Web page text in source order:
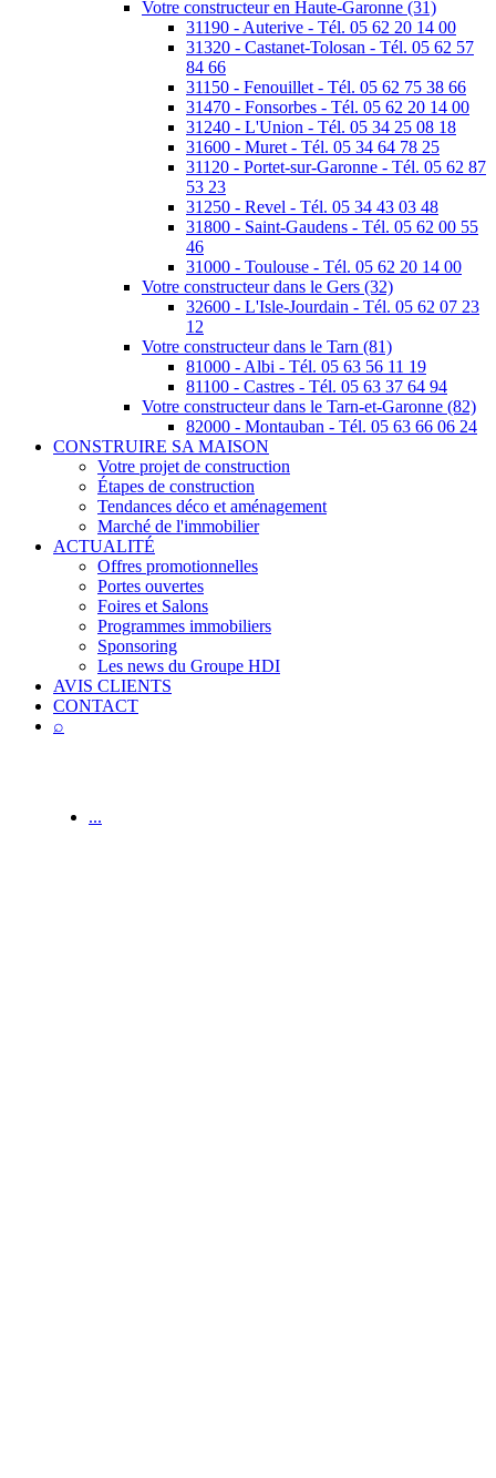
Votre constructeur en Haute-Garonne (31)
31190 - Auterive - Tél. 05 62 20 14 00
31320 - Castanet-Tolosan - Tél. 05 62 57
84 66
31150 - Fenouillet - Tél. 05 62 75 38 66
31470 - Fonsorbes - Tél. 05 62 20 14 00
31240 - L'Union - Tél. 05 34 25 08 18
31600 - Muret - Tél. 05 34 64 78 25
31120 - Portet-sur-Garonne - Tél. 05 62 87
53 23
31250 - Revel - Tél. 05 34 43 03 48
31800 - Saint-Gaudens - Tél. 05 62 00 55
46
31000 - Toulouse - Tél. 05 62 20 14 00
Votre constructeur dans le Gers (32)
32600 - L'Isle-Jourdain - Tél. 05 62 07 23
12
Votre constructeur dans le Tarn (81)
81000 - Albi - Tél. 05 63 56 11 19
81100 - Castres - Tél. 05 63 37 64 94
Votre constructeur dans le Tarn-et-Garonne (82)
82000 - Montauban - Tél. 05 63 66 06 24
CONSTRUIRE SA MAISON
Votre projet de construction
Étapes de construction
Tendances déco et aménagement
Marché de l'immobilier
ACTUALITÉ
Offres promotionnelles
Portes ouvertes
Foires et Salons
Programmes immobiliers
Sponsoring
Les news du Groupe HDI
AVIS CLIENTS
CONTACT
⌕
...